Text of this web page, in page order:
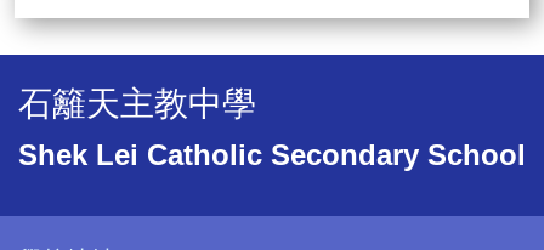
石籬天主教中學
Shek Lei Catholic Secondary School